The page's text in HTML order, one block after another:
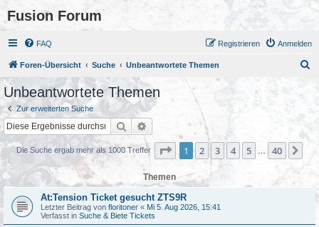
Fusion Forum
FAQ Anmelden
Registrieren
Foren-Übersicht Suche Unbeantwortete Themen
Unbeantwortete Themen
Zur erweiterten Suche
Suche Erweiterte Suche
Die Suche ergab mehr als 1000 Treffer Seite 1von 40
1 2 3 4 5 40
Themen
At:Tension Ticket gesucht ZTS9R
Letzter Beitrag von floritoner « Mi 5. Aug 2026, 15:41
Verfasst in Suche & Biete Tickets